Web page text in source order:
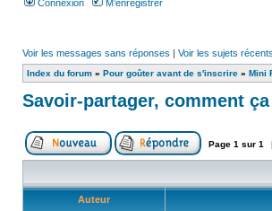
Connexion M’enregistrer
Voir les messages sans réponses | Voir les sujets récents
Index du forum » Pour goûter avant de s'inscrire » Mini
Savoir-partager, comment
Page 1 sur 1
Auteur